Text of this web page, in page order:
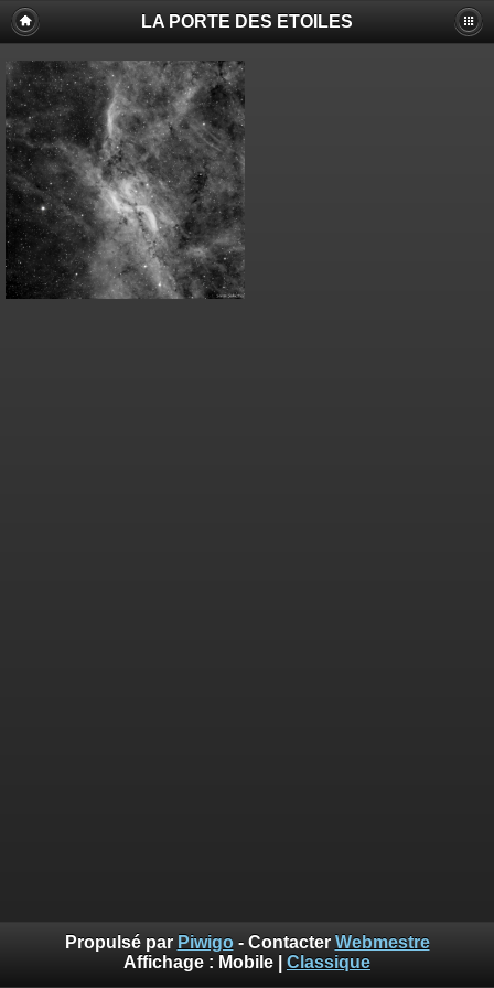
LA PORTE DES ETOILES
Propulsé par Piwigo- Contacter Webmestre
Affichage : Mobile Classique